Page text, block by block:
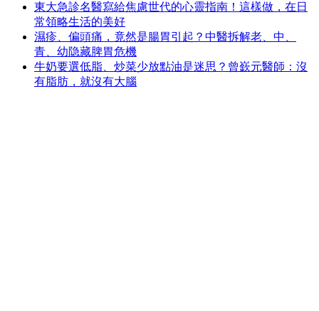
東大急診名醫寫給焦慮世代的心靈指南！這樣做，在日
常領略生活的美好
濕疹、偏頭痛，竟然是腸胃引起？中醫拆解老、中、
青、幼隐藏脾胃危機
牛奶要選低脂、炒菜少放點油是迷思？曾嶔元醫師：沒
有脂肪，就沒有大腦